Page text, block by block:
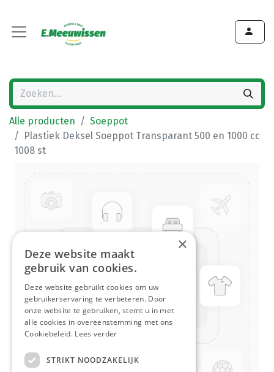
Alle producten
Soeppot
Plastiek Deksel Soeppot Transparant 500 en 1000 cc
1008 st
×
Deze website maakt
gebruik van cookies.
Deze website gebruikt cookies om uw
gebruikerservaring te verbeteren. Door
onze website te gebruiken, stemt u in met
alle cookies in overeenstemming met ons
Cookiebeleid. Lees verder
STRIKT NOODZAKELIJK